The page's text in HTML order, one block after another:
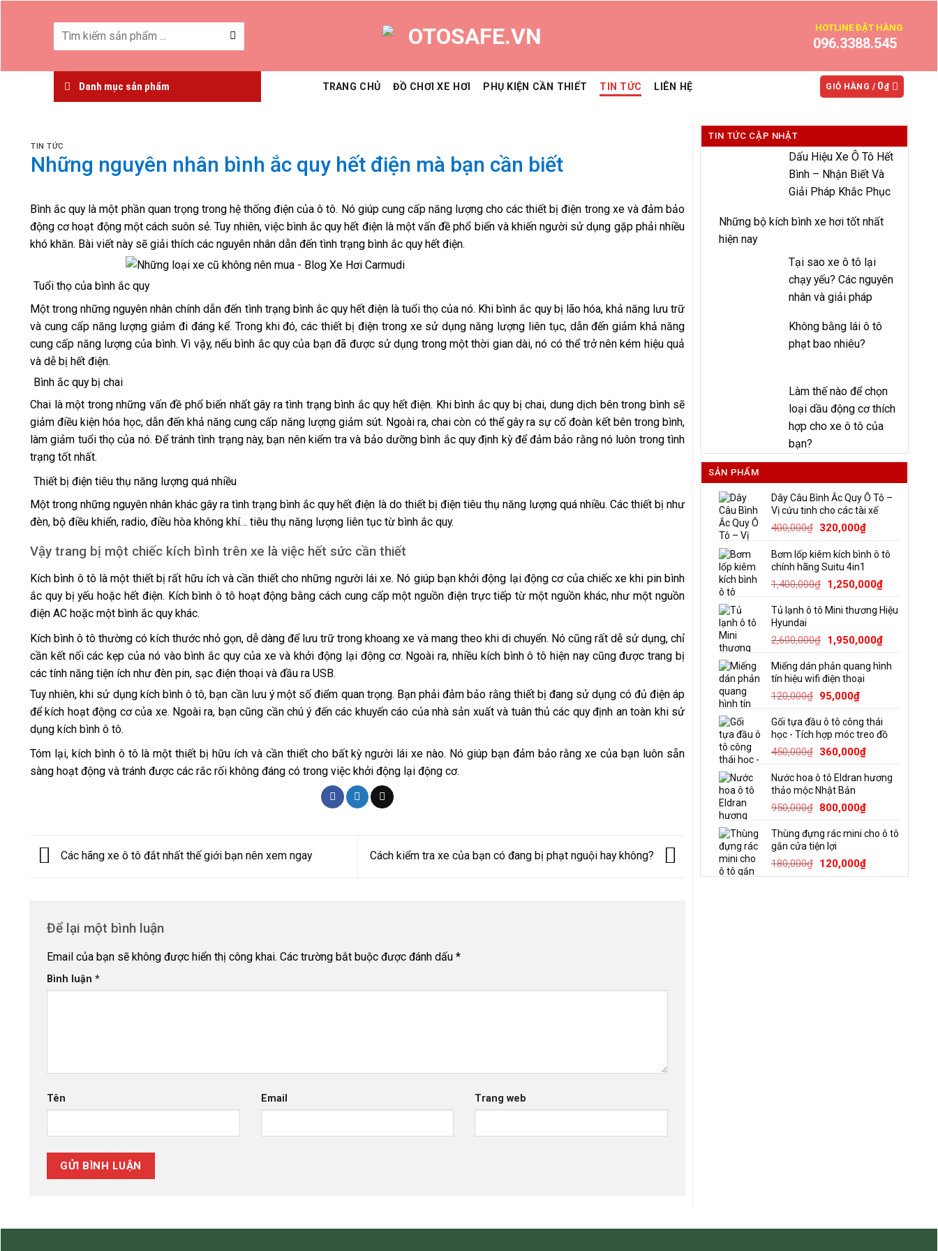
kiếm:
HOTLINE ĐẶT HÀNG
096.3388.545
Danh mục sản phẩm TRANG CHỦ ĐỒ CHƠI XE HƠI PHỤ KIỆN CẦN THIẾT TIN TỨC LIÊN HỆ GIỎ HÀNG / 0₫
TIN TỨC
Những nguyên nhân bình ắc quy hết điện mà bạn cần biết
Bình ắc quy là một phần quan trọng trong hệ thống điện của ô tô. Nó giúp cung cấp năng lượng cho các thiết bị điện trong xe và đảm bảo
động cơ hoạt động một cách suôn sẻ. Tuy nhiên, việc bình ắc quy hết điện là một vấn đề phổ biến và khiến người sử dụng gặp phải nhiều
khó khăn. Bài viết này sẽ giải thích các nguyên nhân dẫn đến tình trạng bình ắc quy hết điện.
Tuổi thọ của bình ắc quy
Một trong những nguyên nhân chính dẫn đến tình trạng bình ắc quy hết điện là tuổi thọ của nó. Khi bình ắc quy bị lão hóa, khả năng lưu trữ
và cung cấp năng lượng giảm đi đáng kể. Trong khi đó, các thiết bị điện trong xe sử dụng năng lượng liên tục, dẫn đến giảm khả năng
cung cấp năng lượng của bình. Vì vậy, nếu bình ắc quy của bạn đã được sử dụng trong một thời gian dài, nó có thể trở nên kém hiệu quả
và dễ bị hết điện.
Bình ắc quy bị chai
Chai là một trong những vấn đề phổ biến nhất gây ra tình trạng bình ắc quy hết điện. Khi bình ắc quy bị chai, dung dịch bên trong bình sẽ
giảm điều kiện hóa học, dẫn đến khả năng cung cấp năng lượng giảm sút. Ngoài ra, chai còn có thể gây ra sự cố đoàn kết bên trong bình,
làm giảm tuổi thọ của nó. Để tránh tình trạng này, bạn nên kiểm tra và bảo dưỡng bình ắc quy định kỳ để đảm bảo rằng nó luôn trong tình
trạng tốt nhất.
Thiết bị điện tiêu thụ năng lượng quá nhiều
Một trong những nguyên nhân khác gây ra tình trạng bình ắc quy hết điện là do thiết bị điện tiêu thụ năng lượng quá nhiều. Các thiết bị như
đèn, bộ điều khiển, radio, điều hòa không khí… tiêu thụ năng lượng liên tục từ bình ắc quy.
Vậy trang bị một chiếc kích bình trên xe là việc hết sức cần thiết
Kích bình ô tô là một thiết bị rất hữu ích và cần thiết cho những người lái xe. Nó giúp bạn khởi động lại động cơ của chiếc xe khi pin bình
ắc quy bị yếu hoặc hết điện. Kích bình ô tô hoạt động bằng cách cung cấp một nguồn điện trực tiếp từ một nguồn khác, như một nguồn
điện AC hoặc một bình ắc quy khác.
Kích bình ô tô thường có kích thước nhỏ gọn, dễ dàng để lưu trữ trong khoang xe và mang theo khi di chuyển. Nó cũng rất dễ sử dụng, chỉ
cần kết nối các kẹp của nó vào bình ắc quy của xe và khởi động lại động cơ. Ngoài ra, nhiều kích bình ô tô hiện nay cũng được trang bị
các tính năng tiện ích như đèn pin, sạc điện thoại và đầu ra USB.
Tuy nhiên, khi sử dụng kích bình ô tô, bạn cần lưu ý một số điểm quan trọng. Bạn phải đảm bảo rằng thiết bị đang sử dụng có đủ điện áp
để kích hoạt động cơ của xe. Ngoài ra, bạn cũng cần chú ý đến các khuyến cáo của nhà sản xuất và tuân thủ các quy định an toàn khi sử
dụng kích bình ô tô.
Tóm lại, kích bình ô tô là một thiết bị hữu ích và cần thiết cho bất kỳ người lái xe nào. Nó giúp bạn đảm bảo rằng xe của bạn luôn sẵn
sàng hoạt động và tránh được các rắc rối không đáng có trong việc khởi động lại động cơ.
Các hãng xe ô tô đắt nhất thế giới bạn nên xem ngay Cách kiểm tra xe của bạn có đang bị phạt nguội hay không?
Để lại một bình luận
Email của bạn sẽ không được hiển thị công khai. Các trường bắt buộc được đánh dấu *
Bình luận *
Tên Email Trang web
TIN TỨC CẬP NHẬT
Dấu Hiệu Xe Ô Tô Hết
Bình – Nhận Biết Và
Giải Pháp Khắc Phục
Những bộ kích bình xe hơi tốt nhất
hiện nay
Tại sao xe ô tô lại
chạy yếu? Các nguyên
nhân và giải pháp
Không bằng lái ô tô
phạt bao nhiêu?
Làm thế nào để chọn
loại dầu động cơ thích
hợp cho xe ô tô của
bạn?
SẢN PHẨM
Dây Câu Bình Ắc Quy Ô Tô –
Vị cứu tinh cho các tài xế
400,000₫ Giá
là:
400,000₫.
320,000₫Giá
tại
320,000₫.
Bơm lốp kiêm kích bình ô tô
chính hãng Suitu 4in1
1,400,000₫ Giá
là:
1,250,000₫Giá
tại
1,250,000₫.
Tủ lạnh ô tô Mini thương Hiệu
Hyundai
2,600,000₫ Giá
là:
2,600,000₫.
1,950,000₫Giá
tại
Miếng dán phản quang hình
tín hiệu wifi điện thoại
120,000₫ Giá
là:
120,000₫.
95,000₫Giá
tại
là:
95,000₫.
Gối tựa đầu ô tô công thái
học - Tích hợp móc treo đồ
450,000₫ Giá
là:
450,000₫.
360,000₫Giá
tại
360,000₫.
Nước hoa ô tô Eldran hương
thảo mộc Nhật Bản
950,000₫ Giá
là:
950,000₫.
800,000₫Giá
tại
800,000₫.
Thùng đựng rác mini cho ô tô
gắn cửa tiện lợi
180,000₫ Giá
gốc
120,000₫Giá
hiện